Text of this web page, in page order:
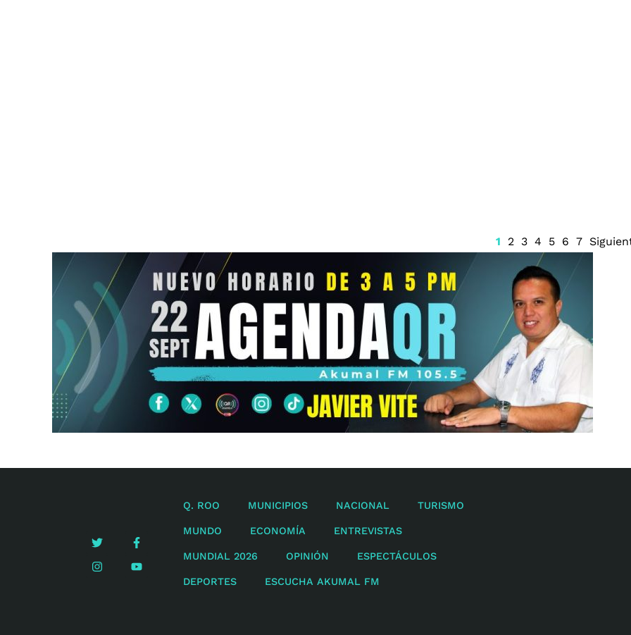
1 2 3 4 5 6 7
Q. ROO MUNICIPIOS NACIONAL TURISMO
MUNDO ECONOMÍA ENTREVISTAS
MUNDIAL 2026 OPINIÓN ESPECTÁCULOS
DEPORTES ESCUCHA AKUMAL FM